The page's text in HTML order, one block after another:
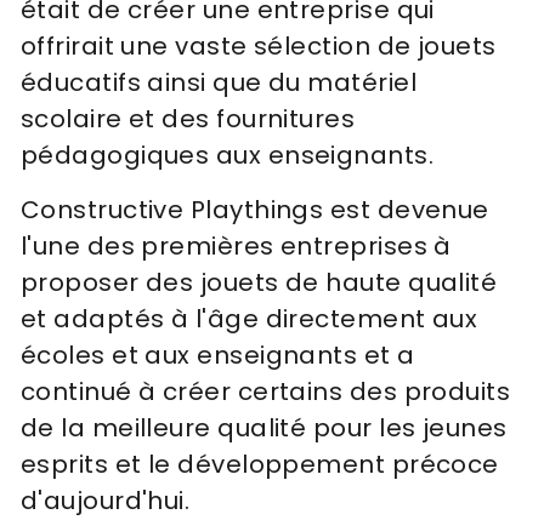
était de créer une entreprise qui
offrirait une vaste sélection de jouets
éducatifs ainsi que du matériel
scolaire et des fournitures
pédagogiques aux enseignants.
Constructive Playthings est devenue
l'une des premières entreprises à
proposer des jouets de haute qualité
et adaptés à l'âge directement aux
écoles et aux enseignants et a
continué à créer certains des produits
de la meilleure qualité pour les jeunes
esprits et le développement précoce
d'aujourd'hui.